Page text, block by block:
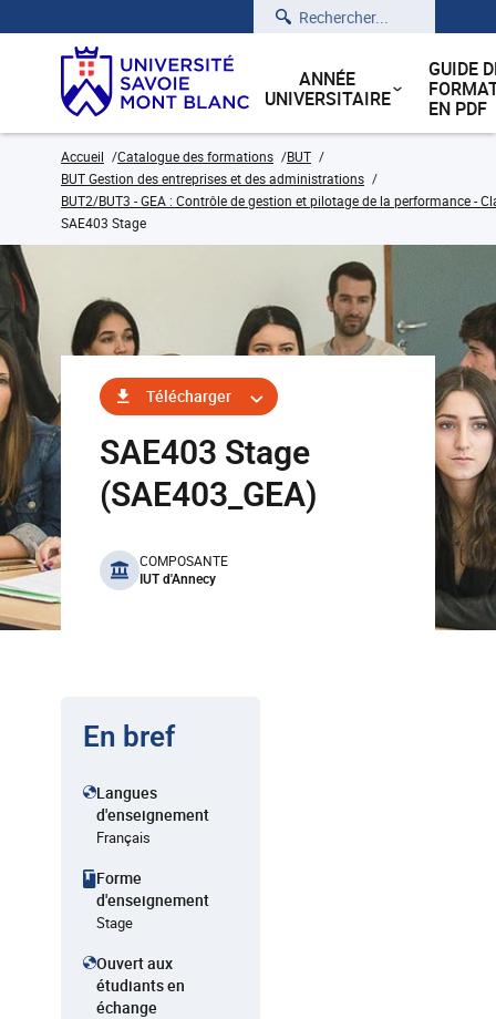
Rechercher
ANNÉE
UNIVERSITAIRE
GUIDE
EN PDF
Accueil Catalogue des formations
BUT
BUT Gestion des entreprises et des administrations
BUT2/BUT3 - GEA : Contrôle de gestion et pilotage de la performance -
SAE403 Stage
Télécharger
SAE403 Stage
(SAE403_GEA)
benefits
COMPOSANTE
IUT d'Annecy
En bref
Langues
d'enseignement
Français
Forme
d'enseignement
Stage
Ouvert aux
étudiants en
échange